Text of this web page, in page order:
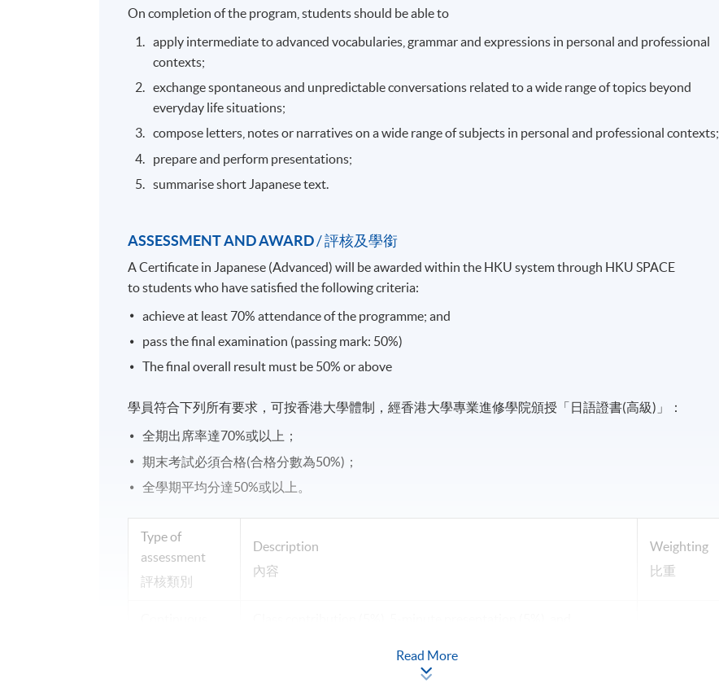
On completion of the program, students should be able to
apply intermediate to advanced vocabularies, grammar and expressions in personal and professional
contexts;
exchange spontaneous and unpredictable conversations related to a wide range of topics beyond
everyday life situations;
compose letters, notes or narratives on a wide range of subjects in personal and professional contexts;
prepare and perform presentations;
summarise short Japanese text.
ASSESSMENT AND AWARD/ 評核及學銜
A Certificate in Japanese (Advanced) will be awarded within the HKU system through HKU SPACE
to students who have satisfied the following criteria:
achieve at least 70% attendance of the programme; and
pass the final examination (passing mark: 50%)
The final overall result must be 50% or above
學員符合下列所有要求，可按香港大學體制，經香港大學專業進修學院頒授「日語證書(高級)」：
全期出席率達70%或以上；
期末考試必須合格(合格分數為50%)；
全學期平均分達50%或以上。
Type of
assessment
評核類別
Description
內容
Weighting
比重
課堂參與(5%), 5 分鐘匯報(5%),作業(5%)
Read More